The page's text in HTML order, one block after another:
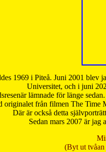
1969 i Piteå. Juni 2001
Universitet, och i juni
lämnade för länge
originalet från filmen The Time
Där är också detta
Sedan mars 2007 är
(Byt ut tvåan